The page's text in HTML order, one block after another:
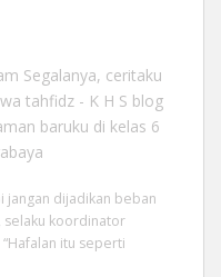
Segalanya, ceritaku
tahfidz - K H S blog
baruku di kelas 6
jangan dijadikan beban
selaku koordinator
itu seperti